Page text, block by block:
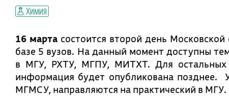
Химия
16 марта состоится второй день
базе 5 вузов. На данный момент доступны
в МГУ, РХТУ, МГПУ, МИТХТ. Для остальных
информация будет опубликована позднее.
МГМСУ, направляются на практический в МГУ.